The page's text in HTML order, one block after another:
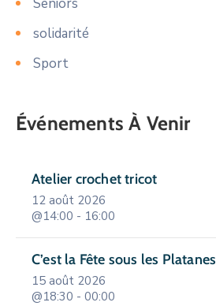
Seniors
solidarité
Sport
Événements À Venir
Atelier crochet tricot
12 août 2026
@14:00 - 16:00
C’est la Fête sous les Platanes
15 août 2026
@18:30 - 00:00